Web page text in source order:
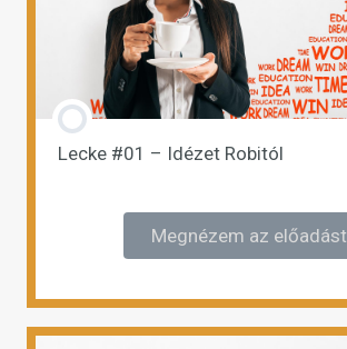
Lecke #01 – Idézet Robitól
Megnézem az előadást